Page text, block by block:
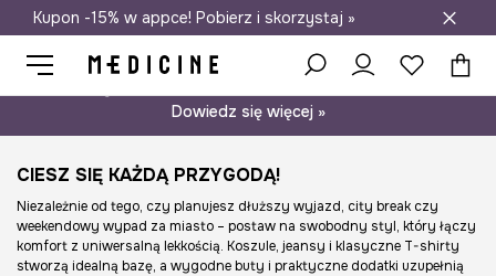
Darmowa dostawa do salonów
Kupon -15% w appce! Pobierz i skorzystaj »
Dowiedz się więcej »
CIESZ SIĘ KAŻDĄ PRZYGODĄ!
Niezależnie od tego, czy planujesz dłuższy wyjazd, city break czy
weekendowy wypad za miasto – postaw na swobodny styl, który łączy
komfort z uniwersalną lekkością. Koszule, jeansy i klasyczne T-shirty
stworzą idealną bazę, a wygodne buty i praktyczne dodatki uzupełnią